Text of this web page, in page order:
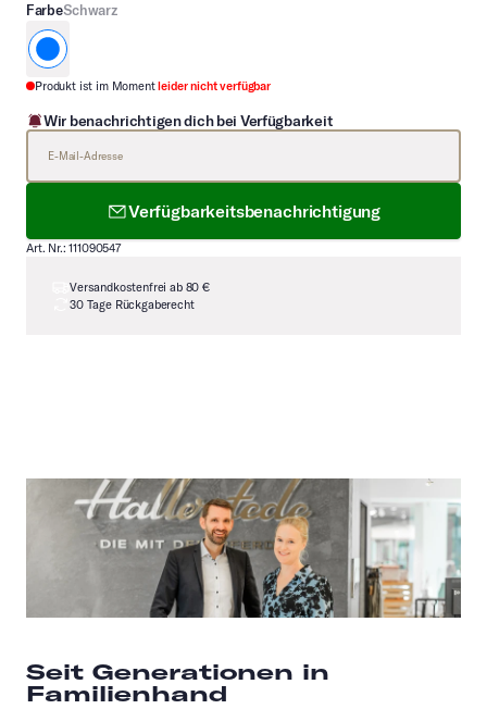
FarbeSchwarz
schwarz
Produkt ist im Momentleider nicht verfügbar
Wir benachrichtigen dich bei Verfügbarkeit
Verfügbarkeitsbenachrichtigung
Art. Nr.: 111090547
Versandkostenfrei ab 80 €
30 Tage Rückgaberecht
Seit Generationen in
Familienhand